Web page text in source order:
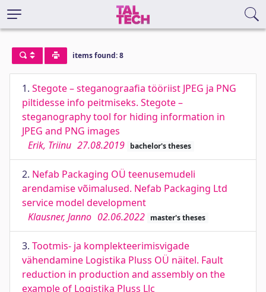
items found: 8
1. Stegote – steganograafia tööriist JPEG ja PNG
piltidesse info peitmiseks. Stegote –
steganography tool for hiding information in
JPEG and PNG images
Erik, Triinu 27.08.2019 bachelor's theses
2. Nefab Packaging OÜ teenusemudeli
arendamise võimalused. Nefab Packaging Ltd
service model development
Klausner, Janno 02.06.2022 master's theses
3. Tootmis- ja komplekteerimisvigade
vähendamine Logistika Pluss OÜ näitel. Fault
reduction in production and assembly on the
example of Logistika Pluss Llc